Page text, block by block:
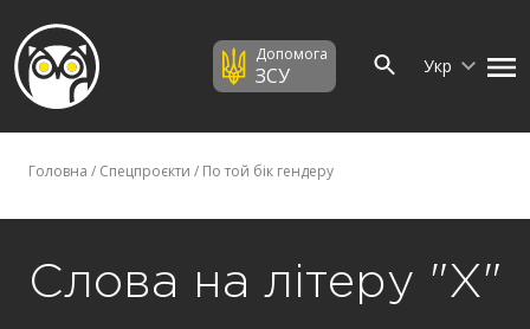
Допомога
ЗСУ Укр
Головна / Спецпроєкти / По той бік гендеру
Слова на літеру "Х"